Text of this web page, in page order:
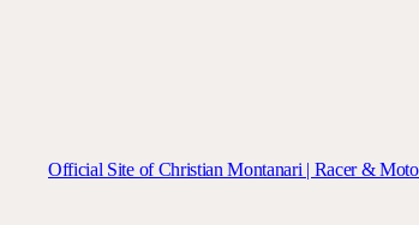
Official Site of Christian Montanari | Racer &